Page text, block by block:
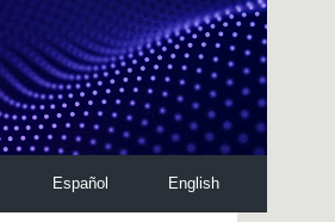
English
Español